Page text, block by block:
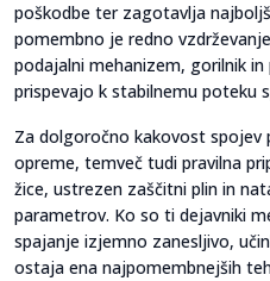
poškodbe ter zagotavlja
pomembno je redno
podajalni mehanizem, gorilnik
prispevajo k stabilnemu poteku
Za dolgoročno kakovost
opreme, temveč tudi pravilna
žice, ustrezen zaščitni plin in
parametrov. Ko so ti dejavniki
spajanje izjemno zanesljivo,
ostaja ena najpomembnejših